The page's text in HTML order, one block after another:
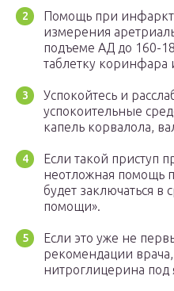
Помощь при
измерения
подъеме АД до 160-
таблетку
Успокойтесь и
успокоительные
капель корвалола,
Если такой приступ
неотложная помощь
будет заключаться в
помощи».
Если это уже не
рекомендации
нитроглицерина